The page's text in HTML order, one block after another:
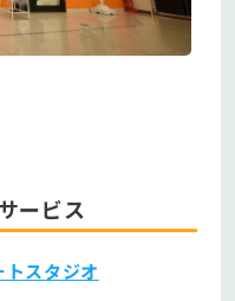
ービス
スタジオ